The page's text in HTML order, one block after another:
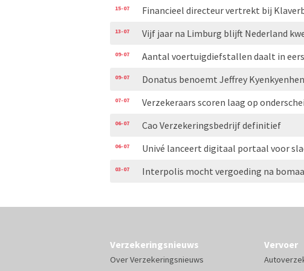
15-07 Financieel directeur vertrekt bij
13-07 Vijf jaar na Limburg blijft Nederland
09-07 Aantal voertuigdiefstallen daalt in
09-07 Donatus benoemt Jeffrey
07-07 Verzekeraars scoren laag op
06-07 Cao Verzekeringsbedrijf definitief
06-07 Univé lanceert digitaal portaal voor
03-07 Interpolis mocht vergoeding na
Verzekeringsnieuws
Over Verzekeringsnieuws
Vervoer